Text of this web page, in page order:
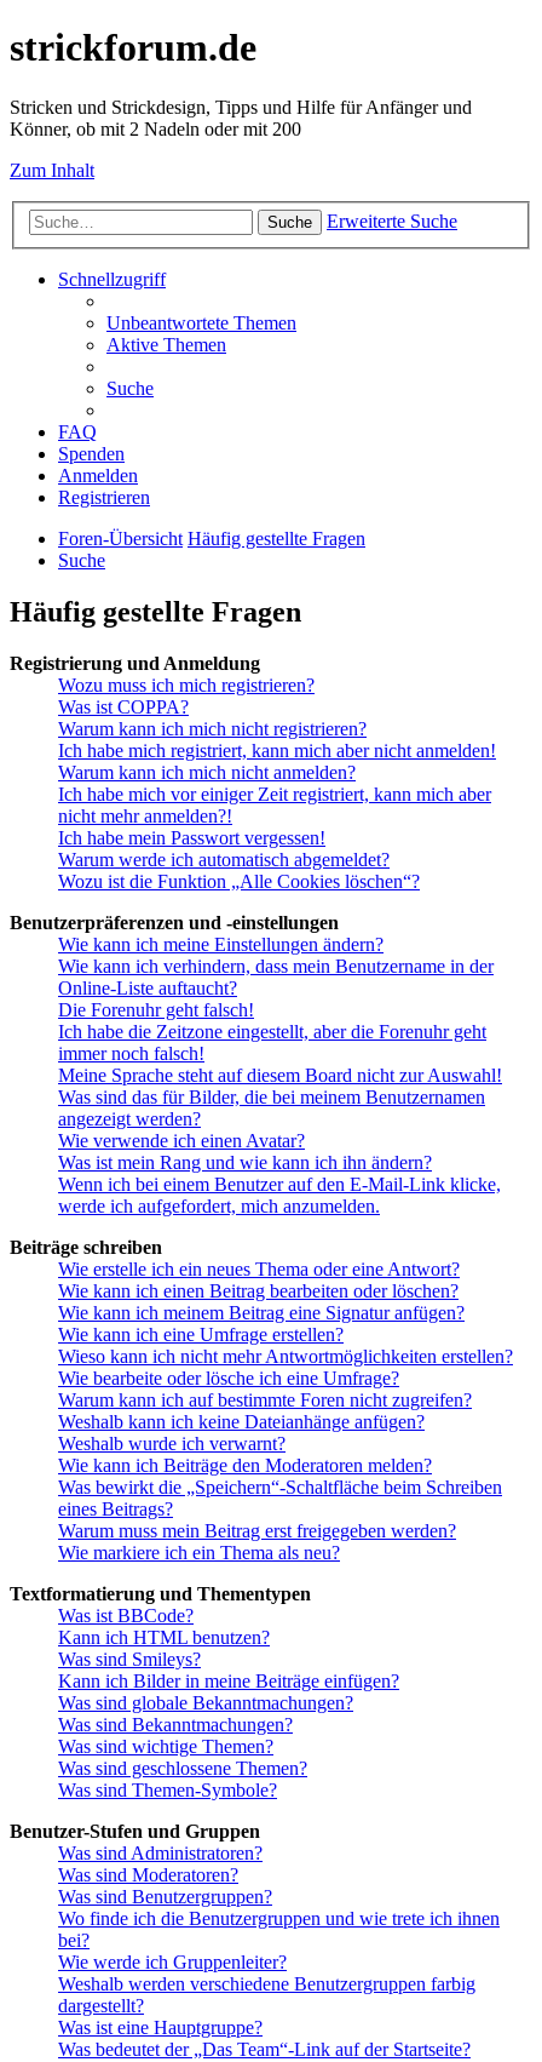
strickforum.de
Stricken und Strickdesign, Tipps und Hilfe für Anfänger und
Könner, ob mit 2 Nadeln oder mit 200
Zum Inhalt
Suche Erweiterte Suche
Schnellzugriff
Unbeantwortete Themen
Aktive Themen
Suche
FAQ
Spenden
Anmelden
Registrieren
Foren-Übersicht Häufig gestellte Fragen
Suche
Häufig gestellte Fragen
Registrierung und Anmeldung
Wozu muss ich mich registrieren?
Was ist COPPA?
Warum kann ich mich nicht registrieren?
Ich habe mich registriert, kann mich aber nicht anmelden!
Warum kann ich mich nicht anmelden?
Ich habe mich vor einiger Zeit registriert, kann mich aber
nicht mehr anmelden?!
Ich habe mein Passwort vergessen!
Warum werde ich automatisch abgemeldet?
Wozu ist die Funktion „Alle Cookies löschen“?
Benutzerpräferenzen und -einstellungen
Wie kann ich meine Einstellungen ändern?
Wie kann ich verhindern, dass mein Benutzername in der
Online-Liste auftaucht?
Die Forenuhr geht falsch!
Ich habe die Zeitzone eingestellt, aber die Forenuhr geht
immer noch falsch!
Meine Sprache steht auf diesem Board nicht zur Auswahl!
Was sind das für Bilder, die bei meinem Benutzernamen
angezeigt werden?
Wie verwende ich einen Avatar?
Was ist mein Rang und wie kann ich ihn ändern?
Wenn ich bei einem Benutzer auf den E-Mail-Link klicke,
werde ich aufgefordert, mich anzumelden.
Beiträge schreiben
Wie erstelle ich ein neues Thema oder eine Antwort?
Wie kann ich einen Beitrag bearbeiten oder löschen?
Wie kann ich meinem Beitrag eine Signatur anfügen?
Wie kann ich eine Umfrage erstellen?
Wieso kann ich nicht mehr Antwortmöglichkeiten erstellen?
Wie bearbeite oder lösche ich eine Umfrage?
Warum kann ich auf bestimmte Foren nicht zugreifen?
Weshalb kann ich keine Dateianhänge anfügen?
Weshalb wurde ich verwarnt?
Wie kann ich Beiträge den Moderatoren melden?
Was bewirkt die „Speichern“-Schaltfläche beim Schreiben
eines Beitrags?
Warum muss mein Beitrag erst freigegeben werden?
Wie markiere ich ein Thema als neu?
Textformatierung und Thementypen
Was ist BBCode?
Kann ich HTML benutzen?
Was sind Smileys?
Kann ich Bilder in meine Beiträge einfügen?
Was sind globale Bekanntmachungen?
Was sind Bekanntmachungen?
Was sind wichtige Themen?
Was sind geschlossene Themen?
Was sind Themen-Symbole?
Benutzer-Stufen und Gruppen
Was sind Administratoren?
Was sind Moderatoren?
Was sind Benutzergruppen?
Wo finde ich die Benutzergruppen und wie trete ich ihnen
bei?
Wie werde ich Gruppenleiter?
Weshalb werden verschiedene Benutzergruppen farbig
dargestellt?
Was ist eine Hauptgruppe?
Was bedeutet der „Das Team“-Link auf der Startseite?